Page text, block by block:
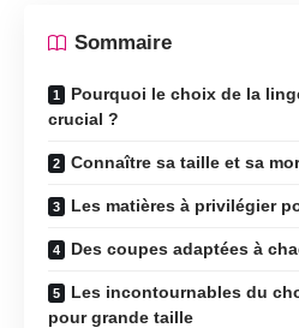
Sommaire
Pourquoi le choix de la
crucial ?
Connaître sa taille et sa
Les matières à privilégier
Des coupes adaptées à
Les incontournables du
pour grande taille